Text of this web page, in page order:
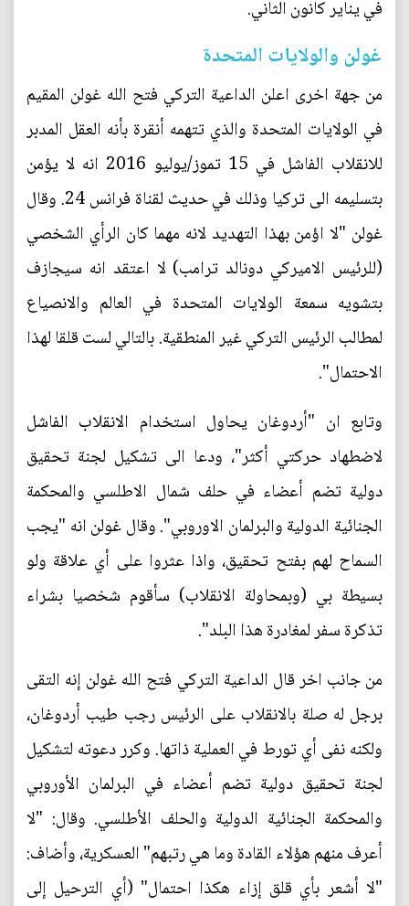
في يناير كانون الثاني.
غولن والولايات المتحدة
من جهة اخرى اعلن الداعية التركي فتح الله غولن المقيم
في الولايات المتحدة والذي تتهمه أنقرة بأنه العقل المدبر
للانقلاب الفاشل في 15 تموز/يوليو 2016 انه لا يؤمن
بتسليمه الى تركيا وذلك في حديث لقناة فرانس 24. وقال
غولن "لا اؤمن بهذا التهديد لانه مهما كان الرأي الشخصي
(للرئيس الاميركي دونالد ترامب) لا اعتقد انه سيجازف
بتشويه سمعة الولايات المتحدة في العالم والانصياع
لمطالب الرئيس التركي غير المنطقية. بالتالي لست قلقا لهذا
الاحتمال".
وتابع ان "أردوغان يحاول استخدام الانقلاب الفاشل
لاضطهاد حركتي أكثر"، ودعا الى تشكيل لجنة تحقيق
دولية تضم أعضاء في حلف شمال الاطلسي والمحكمة
الجنائية الدولية والبرلمان الاوروبي". وقال غولن انه "يجب
السماح لهم بفتح تحقيق، واذا عثروا على أي علاقة ولو
بسيطة بي (وبمحاولة الانقلاب) سأقوم شخصيا بشراء
تذكرة سفر لمغادرة هذا البلد".
من جانب اخر قال الداعية التركي فتح الله غولن إنه التقى
برجل له صلة بالانقلاب على الرئيس رجب طيب أردوغان،
ولكنه نفى أي تورط في العملية ذاتها. وكرر دعوته لتشكيل
لجنة تحقيق دولية تضم أعضاء في البرلمان الأوروبي
والمحكمة الجنائية الدولية والحلف الأطلسي. وقال: "لا
أعرف منهم هؤلاء القادة وما هي رتبهم" العسكرية، وأضاف:
"لا أشعر بأي قلق إزاء هكذا احتمال" (أي الترحيل إلى